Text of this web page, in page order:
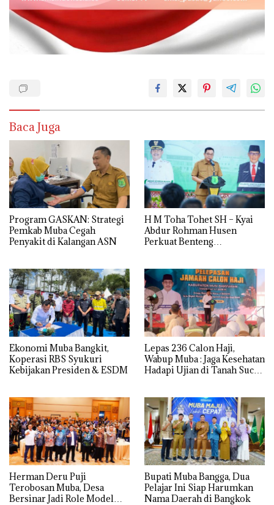
Baca Juga
Program GASKAN: Strategi
Pemkab Muba Cegah
Penyakit di Kalangan ASN
H M Toha Tohet SH – Kyai
Abdur Rohman Husen
Perkuat Benteng
Ekonomi Muba Bangkit,
Koperasi RBS Syukuri
Kebijakan Presiden & ESDM
Lepas 236 Calon Haji,
Wabup Muba : Jaga Kesehatan
Hadapi Ujian di Tanah Suci
Herman Deru Puji
Terobosan Muba, Desa
Bersinar Jadi Role Model
Bupati Muba Bangga, Dua
Pelajar Ini Siap Harumkan
Nama Daerah di Bangkok